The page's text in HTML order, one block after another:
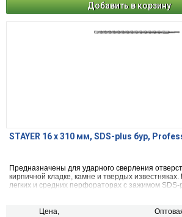
Добавить в корзину
STAYER 16 x 310 мм, SDS-plus бур,
Предназначены для ударного сверления
кирпичной кладке, камне и твердых
легких и средних перфораторах с зажимом SDS-
Цена,